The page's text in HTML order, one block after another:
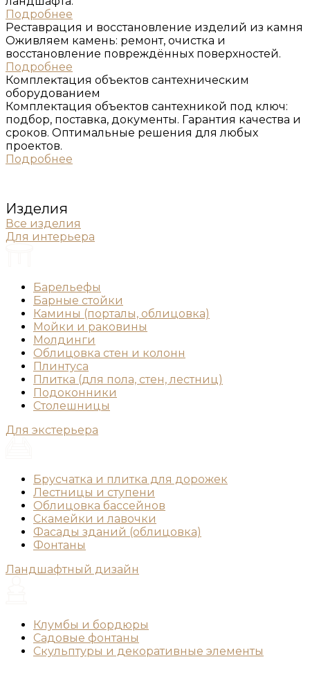
Подробнее
Реставрация и восстановление изделий из ĸамня
Оживляем камень: ремонт, очистка и
восстановление повреждённых поверхностей.
Подробнее
Комплеĸтация объеĸтов сантехничесĸим
оборудованием
Комплектация объектов сантехникой под ключ:
подбор, поставка, документы. Гарантия качества и
сроков. Оптимальные решения для любых
проектов.
Подробнее
Изделия
Все изделия
Для интерьера
Барельефы
Барные стойки
Камины (порталы, облицовка)
Мойки и раковины
Молдинги
Облицовка стен и колонн
Плинтуса
Плитка (для пола, стен, лестниц)
Подоконники
Столешницы
Для экстерьера
Брусчатка и плитка для дорожек
Лестницы и ступени
Облицовка бассейнов
Скамейки и лавочки
Фасады зданий (облицовка)
Фонтаны
Ландшафтный дизайн
Клумбы и бордюры
Садовые фонтаны
Скульптуры и декоративные элементы